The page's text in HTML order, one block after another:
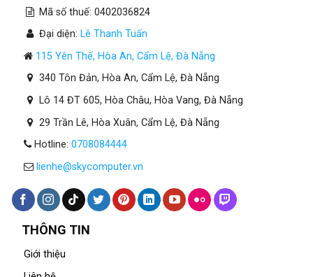
Mã số thuế: 0402036824
Đại diện: Lê Thanh Tuấn
115 Yên Thế, Hòa An, Cẩm Lệ, Đà Nẵng
340 Tôn Đản, Hòa An, Cẩm Lệ, Đà Nẵng
Lô 14 ĐT 605, Hòa Châu, Hòa Vang, Đà Nẵng
29 Trần Lê, Hòa Xuân, Cẩm Lệ, Đà Nẵng
Hotline: 0708084444
lienhe@skycomputer.vn
THÔNG TIN
Giới thiệu